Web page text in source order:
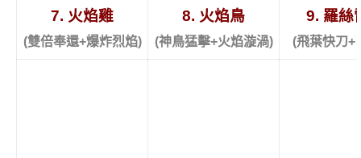
7. 火焰雞
(雙倍奉還+爆炸烈焰)
8. 火焰鳥
(神鳥猛擊+火焰漩渦)
9. 羅絲
(飛葉快刀+